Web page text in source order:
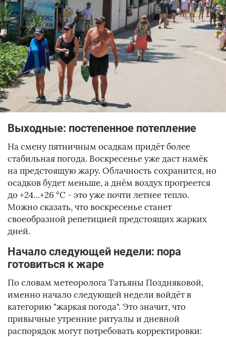
Выходные: постепенное потепление
На смену пятничным осадкам придёт более
стабильная погода. Воскресенье уже даст намёк
на предстоящую жару. Облачность сохранится, но
осадков будет меньше, а днём воздух прогреется
до +24…+26 °C - это уже почти летнее тепло.
Можно сказать, что воскресенье станет
своеобразной репетицией предстоящих жарких
дней.
Начало следующей недели: пора
готовиться к жаре
По словам метеоролога Татьяны Поздняковой,
именно начало следующей недели войдёт в
категорию "жаркая погода". Это значит, что
привычные утренние ритуалы и дневной
распорядок могут потребовать корректировки: